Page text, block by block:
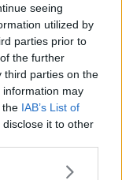
seeing
utilized by
parties prior to
the further
third parties on the
information may
the IAB’s List of
it to other
para a